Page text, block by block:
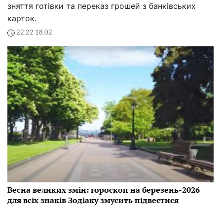
зняття готівки та переказ грошей з банківських
карток.
22:22 18.02
Весна великих змін: гороскоп на березень-2026
для всіх знаків Зодіаку змусить підвестися